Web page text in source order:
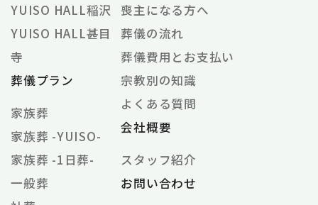
YUISO HALL稲沢
YUISO HALL甚目
寺
葬儀プラン
家族葬
家族葬 -YUISO-
家族葬 -1日葬-
一般葬
喪主になる方へ
葬儀の流れ
葬儀費用とお支払い
宗教別の知識
よくある質問
会社概要
スタッフ紹介
お問い合わせ